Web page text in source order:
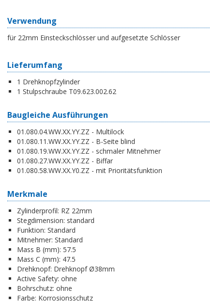
Verwendung
für 22mm Einsteckschlösser und aufgesetzte Schlösser
Lieferumfang
1 Drehknopfzylinder
1 Stulpschraube T09.623.002.62
Baugleiche Ausführungen
01.080.04.WW.XX.YY.ZZ - Multilock
01.080.11.WW.XX.YY.ZZ - B-Seite blind
01.080.19.WW.XX.YY.ZZ - schmaler Mitnehmer
01.080.27.WW.XX.YY.ZZ - Biffar
01.080.58.WW.XX.Y0.ZZ - mit Prioritätsfunktion
Merkmale
Zylinderprofil: RZ 22mm
Stegdimension: standard
Funktion: Standard
Mitnehmer: Standard
Mass B (mm): 57.5
Mass C (mm): 47.5
Drehknopf: Drehknopf Ø38mm
Active Safety: ohne
Bohrschutz: ohne
Farbe: Korrosionsschutz